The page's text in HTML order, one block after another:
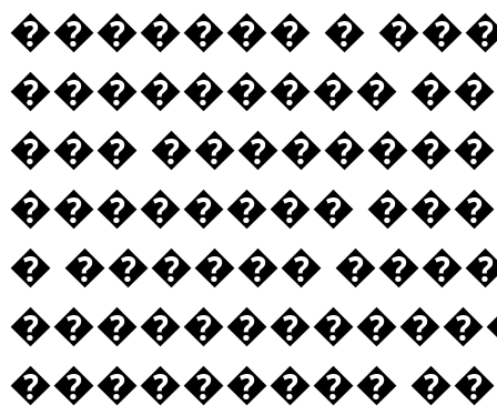
������� �
���������
���
��������
� ������
���������